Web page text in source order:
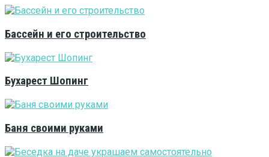
Бассейн и его строительство
Бухарест Шопинг
Баня своими руками